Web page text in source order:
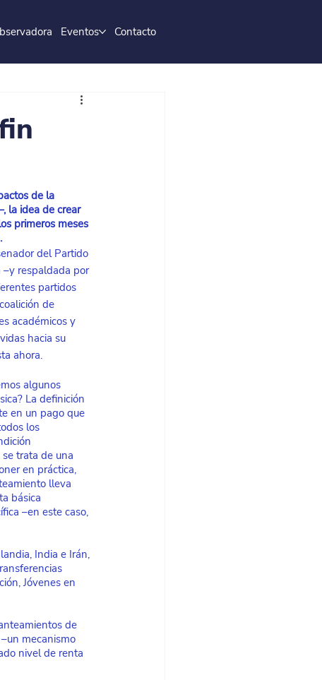
Eventos Contacto
de la
la idea de crear
primeros meses
del Partido
–y respaldada por
partidos
de
académicos y
hacia su
ahora.
algunos
La definición
en un pago que
los
se trata de una
en práctica,
lleva
básica
–en este caso,
India e Irán,
Jóvenes en
de
mecanismo
nivel de renta